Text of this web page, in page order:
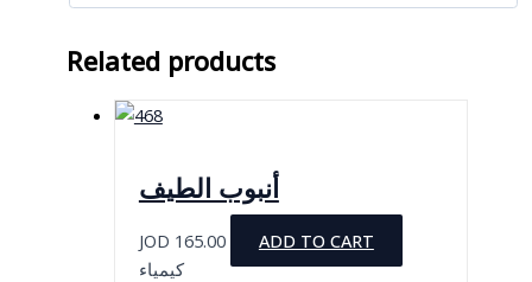
Related products
أنبوب الطيف
JOD 165.00
ADD TO CART
كيمياء